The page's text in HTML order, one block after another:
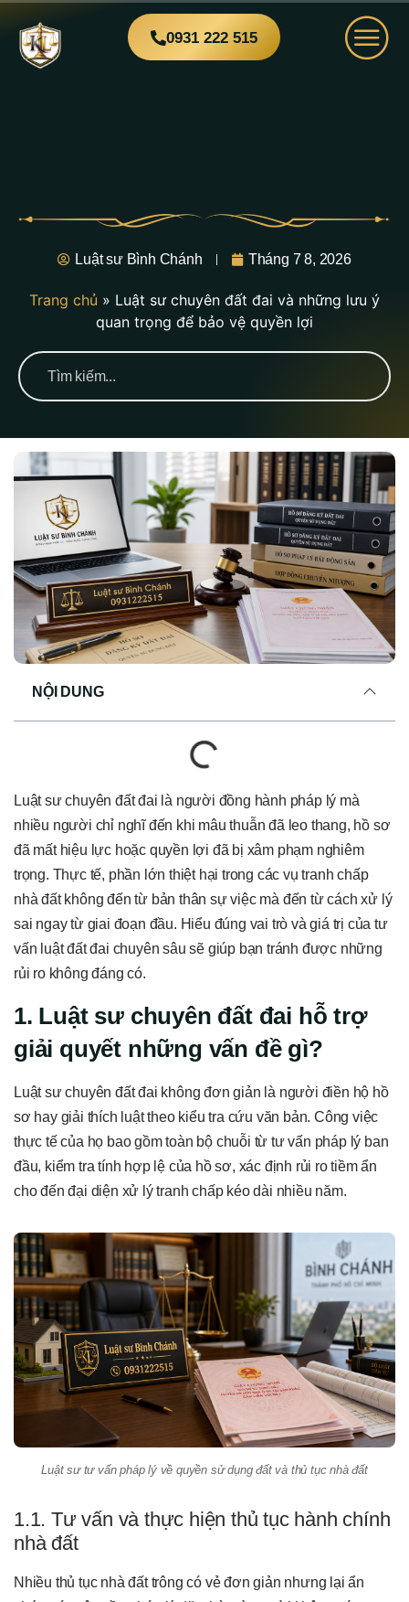
0931 222 515
Luật sư Bình Chánh Tháng 7 8, 2026
Trang chủ » Luật sư chuyên đất đai và những lưu ý
quan trọng để bảo vệ quyền lợi
NỘI DUNG
Luật sư chuyên đất đai là người đồng hành pháp lý mà
nhiều người chỉ nghĩ đến khi mâu thuẫn đã leo thang, hồ sơ
đã mất hiệu lực hoặc quyền lợi đã bị xâm phạm nghiêm
trọng. Thực tế, phần lớn thiệt hại trong các vụ tranh chấp
nhà đất không đến từ bản thân sự việc mà đến từ cách xử lý
sai ngay từ giai đoạn đầu. Hiểu đúng vai trò và giá trị của tư
vấn luật đất đai chuyên sâu sẽ giúp bạn tránh được những
rủi ro không đáng có.
1. Luật sư chuyên đất đai hỗ trợ
giải quyết những vấn đề gì?
Luật sư chuyên đất đai không đơn giản là người điền hộ hồ
sơ hay giải thích luật theo kiểu tra cứu văn bản. Công việc
thực tế của họ bao gồm toàn bộ chuỗi từ tư vấn pháp lý ban
đầu, kiểm tra tính hợp lệ của hồ sơ, xác định rủi ro tiềm ẩn
cho đến đại diện xử lý tranh chấp kéo dài nhiều năm.
Luật sư tư vấn pháp lý về quyền sử dụng đất và thủ tục nhà đất
1.1. Tư vấn và thực hiện thủ tục hành chính
nhà đất
Nhiều thủ tục nhà đất trông có vẻ đơn giản nhưng lại ẩn